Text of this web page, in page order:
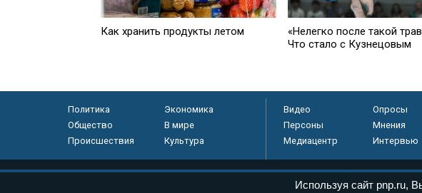
Как хранить продукты летом
«Нелегко после такой
Что стало с Кузнецовым
Политика
Экономика
Общество
В мире
Происшествия
Культура
Видео Опросы
Персоны
Мнения
Медиацентр
Интервью
Используя сайт pnp.ru,